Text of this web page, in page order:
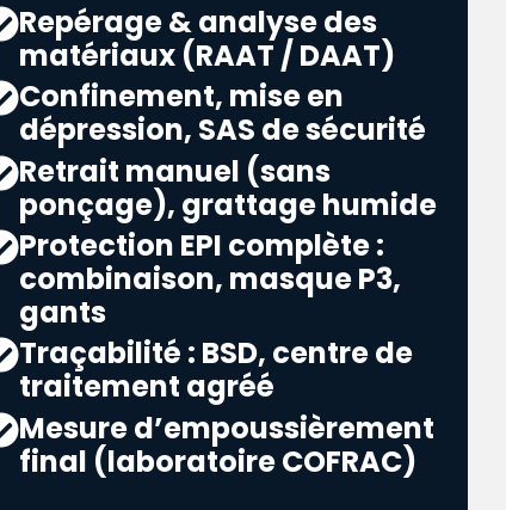
Repérage & analyse des
matériaux (RAAT / DAAT)
Confinement, mise en
dépression, SAS de sécurité
Retrait manuel (sans
ponçage), grattage humide
Protection EPI complète :
combinaison, masque P3,
gants
Traçabilité : BSD, centre de
traitement agréé
Mesure d’empoussièrement
final (laboratoire COFRAC)